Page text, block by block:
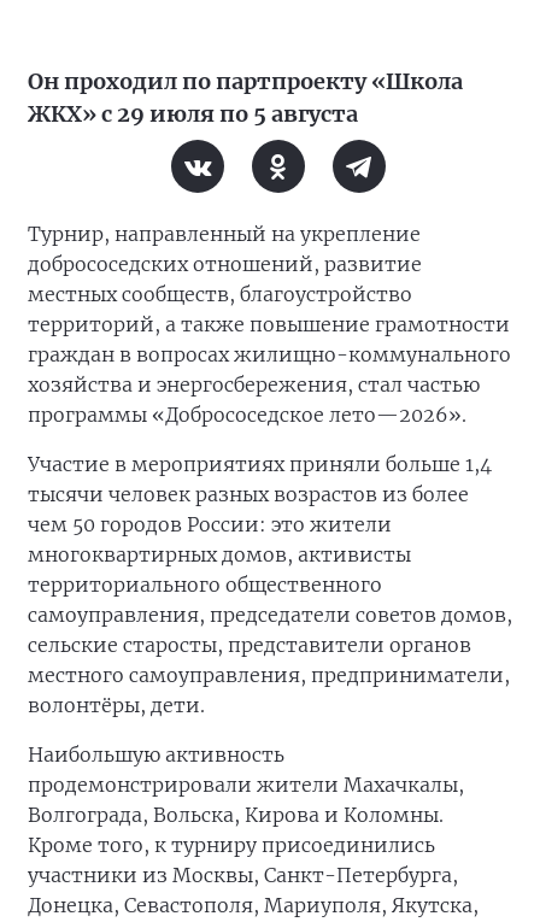
Он проходил по партпроекту «Школа
ЖКХ» с 29 июля по 5 августа
Турнир, направленный на укрепление
добрососедских отношений, развитие
местных сообществ, благоустройство
территорий, а также повышение грамотности
граждан в вопросах жилищно-коммунального
хозяйства и энергосбережения, стал частью
программы «Добрососедское лето—2026».
Участие в мероприятиях приняли больше 1,4
тысячи человек разных возрастов из более
чем 50 городов России: это жители
многоквартирных домов, активисты
территориального общественного
самоуправления, председатели советов домов,
сельские старосты, представители органов
местного самоуправления, предприниматели,
волонтёры, дети.
Наибольшую активность
продемонстрировали жители Махачкалы,
Волгограда, Вольска, Кирова и Коломны.
Кроме того, к турниру присоединились
участники из Москвы, Санкт-Петербурга,
Донецка, Севастополя, Мариуполя, Якутска,